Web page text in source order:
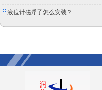
液位计磁浮子怎么安装？